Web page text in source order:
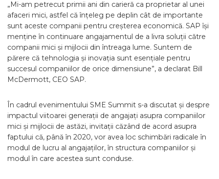
„Mi-am petrecut primii ani din carieră ca proprietar al unei
afaceri mici, astfel că înțeleg pe deplin cât de importante
sunt aceste companii pentru creșterea economică. SAP își
menține în continuare angajamentul de a livra soluții către
companii mici și mijlocii din întreaga lume. Suntem de
părere că tehnologia și inovația sunt esențiale pentru
succesul companiilor de orice dimensiune”, a declarat Bill
McDermott, CEO SAP.
În cadrul evenimentului SME Summit s-a discutat și despre
impactul viitoarei generații de angajați asupra companiilor
mici și mijlocii de astăzi, invitații căzând de acord asupra
faptului că, până în 2020, vor avea loc schimbări radicale în
modul de lucru al angajaților, în structura companiilor și
modul în care acestea sunt conduse.